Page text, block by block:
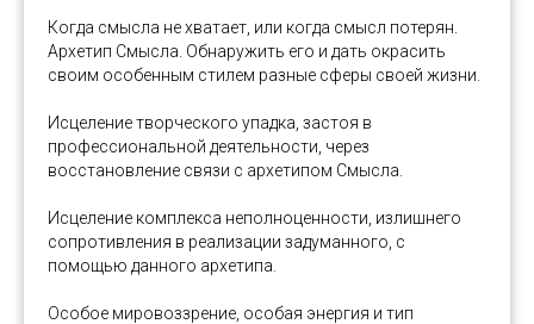
Когда смысла не хватает, или когда смысл потерян.
Архетип Смысла. Обнаружить его и дать окрасить
своим особенным стилем разные сферы своей жизни.
Исцеление творческого упадка, застоя в
профессиональной деятельности, через
восстановление связи с архетипом Смысла.
Исцеление комплекса неполноценности, излишнего
сопротивления в реализации задуманного, с
помощью данного архетипа.
Особое мировоззрение, особая энергия и тип